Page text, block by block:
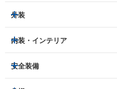
外装
HIDヘッドライト
アルミホイール：あり
内装・インテリア
3列シート
ベンチシート
安全装備
トラクションコントロール